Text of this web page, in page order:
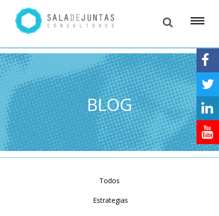
BLOG
Todos
Estrategias